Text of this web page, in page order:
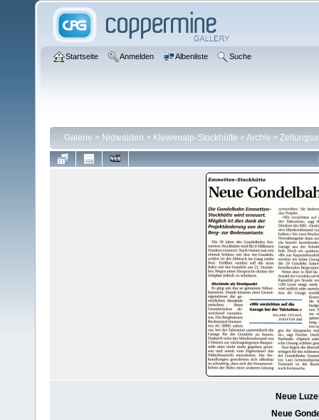
Startseite Anmelden Albenliste Suche
Galerie > Nidwalden > Klewenalp-Stockhütte >Archiv >
Neue
Neue